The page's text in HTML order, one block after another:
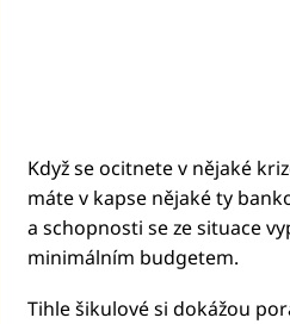
Když se ocitnete v nějaké
máte v kapse nějaké ty
a schopnosti se ze situace
minimálním budgetem.
Tihle šikulové si dokážou